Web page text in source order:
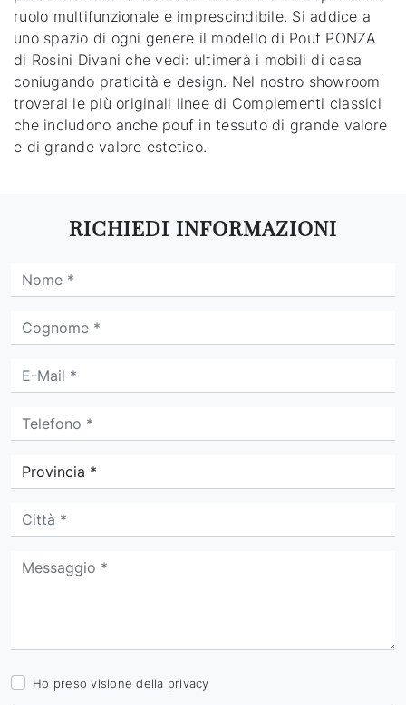
ruolo multifunzionale e imprescindibile. Si addice a
uno spazio di ogni genere il modello di Pouf PONZA
di Rosini Divani che vedi: ultimerà i mobili di casa
coniugando praticità e design. Nel nostro showroom
troverai le più originali linee di Complementi classici
che includono anche pouf in tessuto di grande valore
e di grande valore estetico.
RICHIEDI INFORMAZIONI
Ho preso visione della privacy